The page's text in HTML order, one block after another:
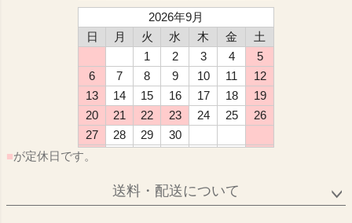
2026年9月
日
月 火 水 木 金
土
1
2 3 4
5
6
7 8 9 10 11
12
13
14 15 16 17 18
19
20
21 22 23 24 25
26
27
28 29
30
■が定休日です。
送料・配送について